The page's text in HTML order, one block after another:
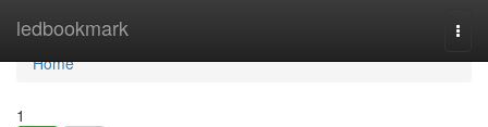
ledbookmark
Home
Home
1